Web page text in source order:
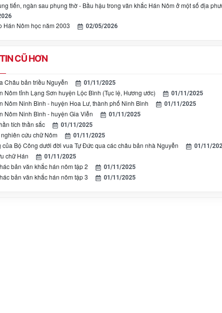
tiến, ngàn sau phụng thờ - Bầu hậu trong văn khắc Hán Nôm ở một số địa
Hán Nôm học năm 2003 02/05/2026
CŨ HƠN
Châu bản triều Nguyễn 01/11/2025
Nôm tỉnh Lạng Sơn huyện Lộc Bình (Tục lệ, Hương ước) 01/11/2025
Nôm Ninh Bình - huyện Hoa Lư, thành phố Ninh Bình 01/11/2025
Nôm Ninh Bình - huyện Gia Viễn 01/11/2025
tích thần sắc 01/11/2025
cứu chữ Nôm 01/11/2025
của Bộ Công dưới đời vua Tự Đức qua các châu bản nhà Nguyễn 01/11/
chữ Hán 01/11/2025
bản văn khắc hán nôm tập 2 01/11/2025
bản văn khắc hán nôm tập 3 01/11/2025